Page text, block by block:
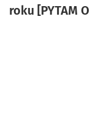
roku [PYTAM